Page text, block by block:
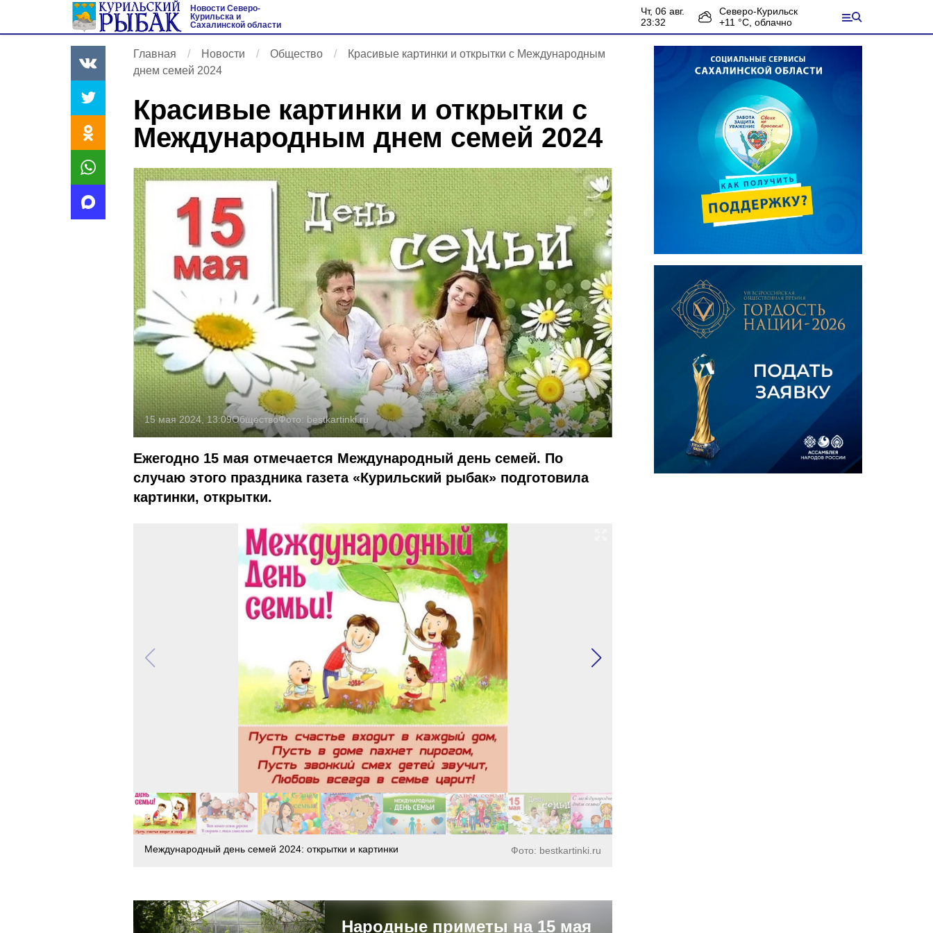
Новости Северо-
Курильска и
Сахалинской области
чт, 06 авг.
23:32
Северо-Курильск
+11 °С, облачно
Главная Новости Общество
Красивые картинки и открытки с Международным
днем семей 2024
Красивые картинки и открытки с
Международным днем семей 2024
15 мая 2024, 13:09ОбществоФото: bestkartinki.ru
Ежегодно 15 мая отмечается Международный день семей. По
случаю этого праздника газета «Курильский рыбак» подготовила
картинки, открытки.
Международный день семей 2024: открытки и картинки Фото: bestkartinki.ru
Народные приметы на 15 мая